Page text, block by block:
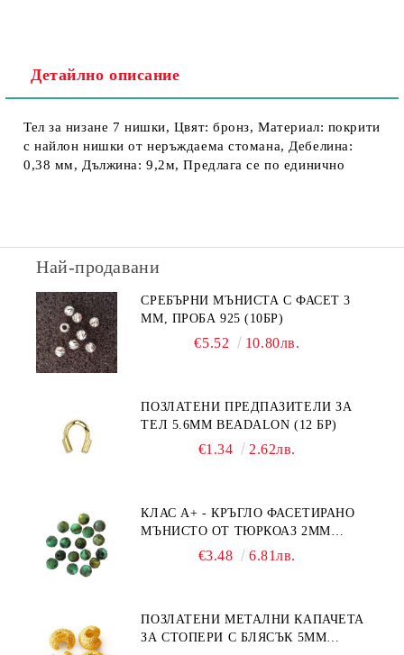
Детайлно описание
Тел за низане 7 нишки, Цвят: бронз, Материал: покрити
с найлон нишки от неръждаема стомана, Дебелина:
0,38 мм, Дължина: 9,2м, Предлага се по единично
Най-продавани
СРЕБЪРНИ МЪНИСТА С ФАСЕТ 3
ММ, ПРОБА 925 (10БР)
€5.52 10.80лв.
ПОЗЛАТЕНИ ПРЕДПАЗИТЕЛИ ЗА
ТЕЛ 5.6ММ BEADALON (12 БР)
€1.34 2.62лв.
КЛАС А+ - КРЪГЛО ФАСЕТИРАНО
МЪНИСТО ОТ ТЮРКОАЗ 2ММ
€3.48 6.81лв.
ПОЗЛАТЕНИ МЕТАЛНИ КАПАЧЕТА
ЗА СТОПЕРИ С БЛЯСЪК 5ММ